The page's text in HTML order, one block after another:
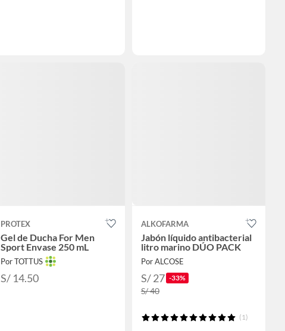
PROTEX
Gel de Ducha For Men
Sport Envase 250 mL
Por TOTTUS
S/ 14.50
ALKOFARMA
Jabón líquido antibacterial
litro marino DÚO PACK
Por ALCOSE
S/ 27 -33%
S/ 40
(1)